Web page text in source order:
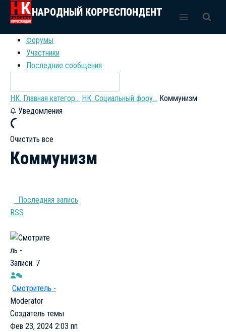
Перейти
содержимому
НАРОДНЫЙ КОРРЕСПОНДЕНТ
Форумы
Участники
Последние сообщения
НК. Главная категор... НК. Социальный фору... Коммунизм
Уведомления
Очистить все
Коммунизм
Последняя запись
RSS
Записи: 7
Смотритель -
Moderator
Создатель темы
Фев 23, 2024 2:03 пп